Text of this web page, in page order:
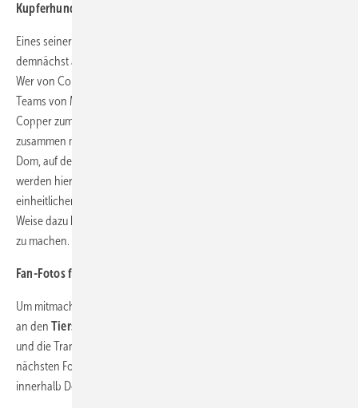
Kupferhund "Copper" geht auf Tour
Eines seiner ersten Modelle – der Bullterrier Copper – geht
demnächst auf große Reise, um seinen echten Artgenossen zu helfen.
Wer von Copper ebenso begeistert ist wie Torsten Thielmann und die
Teams von M.A.S.C., Kaufmann-Ulm, iib und BAUMETALL, kann
Copper zum Fotoshooting anfordern. Die Gastgeber dürfen sich
zusammen mit dem Hund fotografieren lassen – Fotos vor dem Kölner
Dom, auf der Reeperbahn oder einfach in der Klempnerwerkstatt
werden hier gesammelt und in den sozialen Netzwerken mit dem
einheitlichen
Weise dazu bei, unser Handwerk für eine breite Öffentlichkeit sichtbar
zu machen.
Fan-Fotos für den guten Zweck
Um mitmachen zu können, verpflichten sich die Teilnehmer
an den Tierschutzverein Hagen und Umgebung e.V.
und die Transportbox mitsamt Kupferhund und Gästebuch zum
nächsten Fototermin zu schicken. Die Versandkosten betragen
innerhalb Deutschlands rund 20 Euro.